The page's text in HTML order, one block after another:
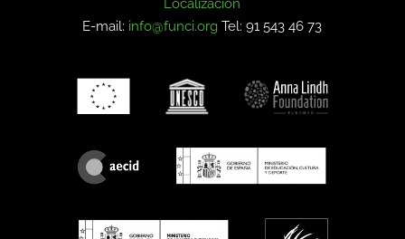
Localización
E-mail: info@funci.org Tel: 91 543 46 73